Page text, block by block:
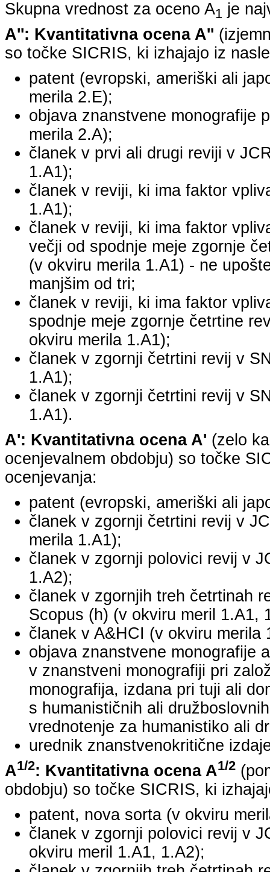
Skupna vrednost za oceno A1 je
A'': Kvantitativna ocena A''
so točke SICRIS, ki izhajajo iz
patent (evropski, ameriški ali
merila 2.E);
objava znanstvene monografije
merila 2.A);
članek v prvi ali drugi reviji v
1.A1);
članek v reviji, ki ima faktor
1.A1);
članek v reviji, ki ima faktor
večji od spodnje meje zgornje
(v okviru merila 1.A1) - ne
manjšim od tri;
članek v reviji, ki ima faktor
spodnje meje zgornje četrtine
okviru merila 1.A1);
članek v zgornji četrtini revij v
1.A1);
članek v zgornji četrtini revij v
1.A1).
A': Kvantitativna ocena A' (zelo
ocenjevalnem obdobju) so točke
ocenjevanja:
patent (evropski, ameriški ali
članek v zgornji četrtini revij v
merila 1.A1);
članek v zgornji polovici revij v
1.A2);
članek v zgornjih treh četrtinah
Scopus (h) (v okviru meril 1.A1,
članek v A&HCI (v okviru merila
objava znanstvene monografije
v znanstveni monografiji pri
monografija, izdana pri tuji ali
s humanističnih ali
vrednotenje za humanistiko ali
urednik znanstvenokritične
A1/2: Kvantitativna ocena A1/2
obdobju) so točke SICRIS, ki
patent, nova sorta (v okviru
članek v zgornji polovici revij v
okviru meril 1.A1, 1.A2);